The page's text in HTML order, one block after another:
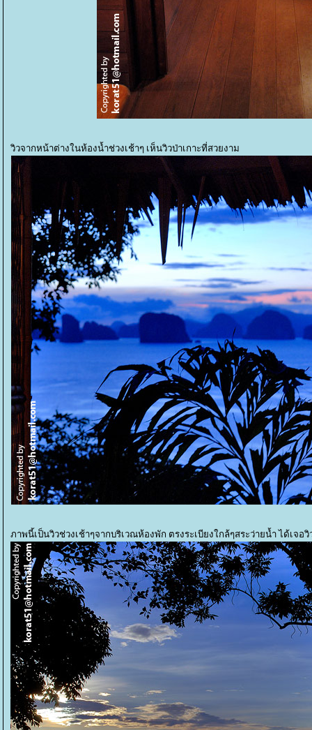
วิวจากหน้าต่างในห้องน้ำช่วงเช้าๆ เห็นวิวป่าเกาะที่สวยงาม
ภาพนี้เป็นวิวช่วงเช้าๆจากบริเวณห้องพัก ตรงระเบียงใกล้ๆสระว่ายน้ำ ได้เจ